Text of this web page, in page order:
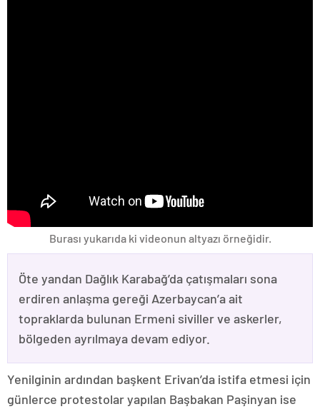
Burası yukarıda ki videonun altyazı örneğidir.
Öte yandan Dağlık Karabağ’da çatışmaları sona
erdiren anlaşma gereği Azerbaycan’a ait
topraklarda bulunan Ermeni siviller ve askerler,
bölgeden ayrılmaya devam ediyor.
Yenilginin ardından başkent Erivan’da istifa etmesi için
günlerce protestolar yapılan Başbakan Paşinyan ise